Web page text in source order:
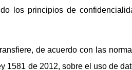
los principios de
de acuerdo con las
1581 de 2012, sobre el uso de